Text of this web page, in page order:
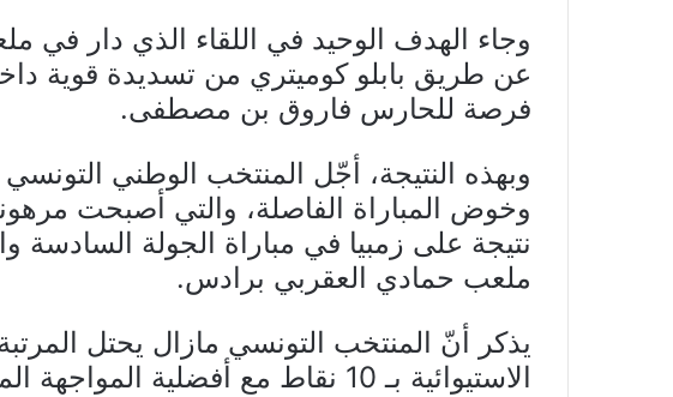
عن طريق بابلو كوميتري من تسديدة قوية
فرصة للحارس فاروق بن مصطفى.
وبهذه النتيجة، أجّل المنتخب الوطني التونسي
وخوض المباراة الفاصلة، والتي أصبحت
نتيجة على زمبيا في مباراة الجولة السادسة
ملعب حمادي العقربي برادس.
يذكر أنّ المنتخب التونسي مازال يحتل
الاستيوائية بـ 10 نقاط مع أفضلية